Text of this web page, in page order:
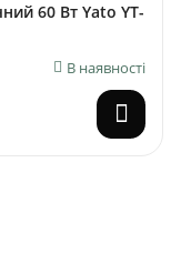
60 Вт Yato YT-
В наявності